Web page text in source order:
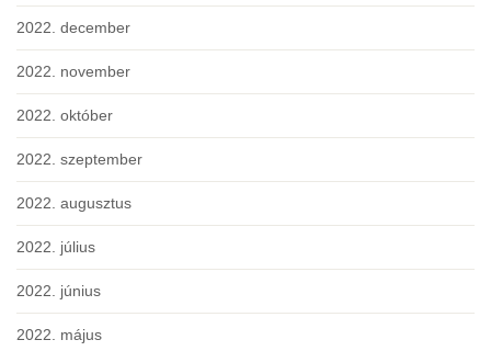
2022. december
2022. november
2022. október
2022. szeptember
2022. augusztus
2022. július
2022. június
2022. május